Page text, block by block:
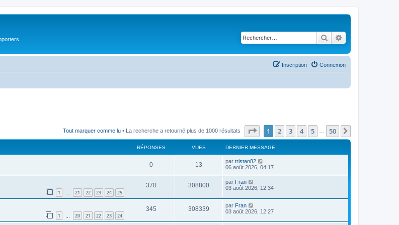
Rechercher
Connexion
Inscription
Tout marquer comme lu • La recherche a retourné plus de 1000 résultats Page sur50
1 2 3 4 5 50
RÉPONSES VUES DERNIER MESSAGE
0 13 par tristan82
06 août 2026, 04:17
1 … 21 22 23 24 25
370 308800 par Fran
03 août 2026, 12:34
1 20 21 22 23 24
345 308339 par Fran
03 août 2026, 12:27